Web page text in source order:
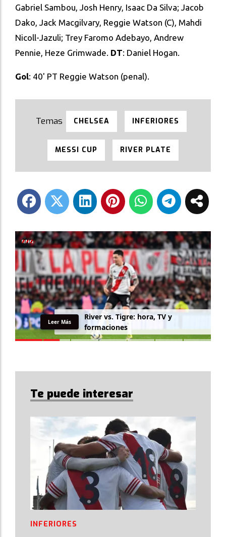
Gabriel Sambou, Josh Henry, Isaac Da Silva; Jacob
Dako, Jack Macgilvary, Reggie Watson (C), Mahdi
Nicoll-Jazuli; Trey Faromo Adebayo, Andrew
Pennie, Heze Grimwade. DT: Daniel Hogan.
Gol: 40' PT Reggie Watson (penal).
CHELSEA INFERIORES
MESSI CUP RIVER PLATE
River vs. Tigre: hora, TV y
formaciones
Leer Más
Te puede interesar
INFERIORES